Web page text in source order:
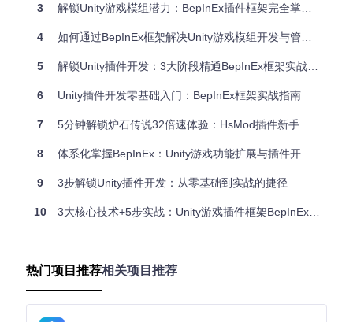
Files (x86)\Steam\steamapps\common\游戏名
将BepInEx文件夹中的所有内容复制到游戏根目录
├── BepInEx/
├── winhttp.dll
执行效果：游戏目录中出现BepInEx相关文件和文件夹
步骤3：验证安装结果
操作目的：确认BepInEx框架正确安装并能正常加载
观察是否出现BepInEx控制台窗口
检查游戏目录中是否生成
执行效果：游戏启动时显示BepInEx控制台，同时生成默认
3 解锁Unity游戏模组潜力：BepInEx插件框架完全掌握指南
4 如何通过BepInEx框架解决Unity游戏模组开发与管理难题：从入门到精通的完全指南
5 解锁Unity插件开发：3大阶段精通BepInEx框架实战指南
6 Unity插件开发零基础入门：BepInEx框架实战指南
7 5分钟解锁炉石传说32倍速体验：HsMod插件新手入门指南
8 体系化掌握BepInEx：Unity游戏功能扩展与插件开发实战指南
9 3步解锁Unity插件开发：从零基础到实战的捷径
10 3大核心技术+5步实战：Unity游戏插件框架BepInEx从入门到精通
热门项目推荐相关项目推荐